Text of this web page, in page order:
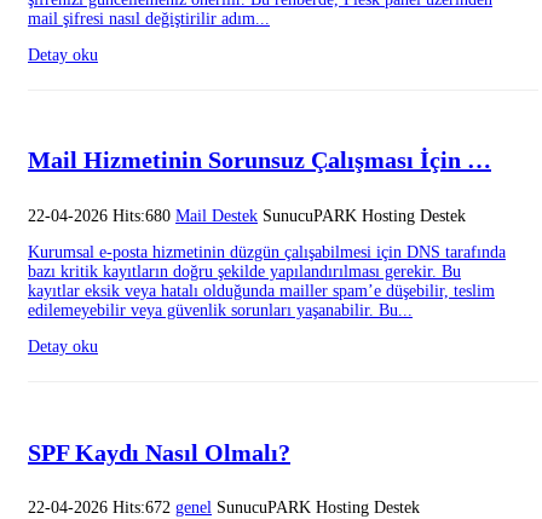
mail şifresi nasıl değiştirilir adım...
Detay oku
Mail Hizmetinin Sorunsuz Çalışması İçin …
22-04-2026 Hits:680 Mail Destek SunucuPARK Hosting Destek
Kurumsal e-posta hizmetinin düzgün çalışabilmesi için DNS tarafında
bazı kritik kayıtların doğru şekilde yapılandırılması gerekir. Bu
kayıtlar eksik veya hatalı olduğunda mailler spam’e düşebilir, teslim
edilemeyebilir veya güvenlik sorunları yaşanabilir. Bu...
Detay oku
SPF Kaydı Nasıl Olmalı?
22-04-2026 Hits:672 genel SunucuPARK Hosting Destek